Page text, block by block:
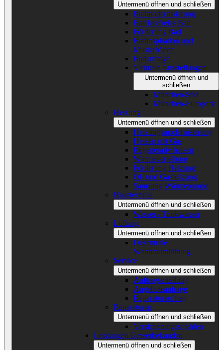
Untermenü öffnen und schließen
Badmodernisierung
Barrierefreies Bad
Förderung Bad
Badinspiration und
Musterbäder
Badanfrage
Virtuelle Ausstellungen
Untermenü öffnen und
schließen
München-Süd
München-Europark
Heizung
Untermenü öffnen und schließen
Heizungsmodernisierung
Heizen mit Gas
Regenerativ heizen
Wärmeverteilung
Förderung Heizung
Öl- und Gasheizung
Samsung Wärmepumpe
Haustechnik
Untermenü öffnen und schließen
Wasser / Trinkwasser
Lüftung
Untermenü öffnen und schließen
Dezentrale
Wohnraumlüftung
Service
Untermenü öffnen und schließen
Auftragserteilung
Angebotsanfrage
Reparaturauftrag
Reparaturen
Untermenü öffnen und schließen
Versicherungsschäden
Leistungen Gewerbekunden
Untermenü öffnen und schließen